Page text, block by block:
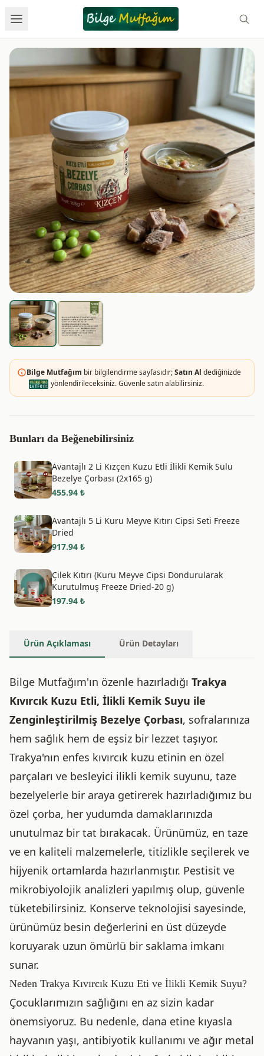
Bilge Mutfağım bir bilgilendirme sayfasıdır;Satın Al dediğinizde
yönlendirileceksiniz. Güvenle satın alabilirsiniz.
Bunları da Beğenebilirsiniz
Avantajlı 2 Li Kızçen Kuzu Etli İlikli Kemik Sulu
Bezelye Çorbası (2x165 g)
455.94 ₺
Avantajlı 5 Li Kuru Meyve Kıtırı Cipsi Seti Freeze
Dried
917.94 ₺
Çilek Kıtırı (Kuru Meyve Cipsi Dondurularak
Kurutulmuş Freeze Dried-20 g)
197.94 ₺
Ürün Açıklaması Ürün Detayları
Bilge Mutfağım'ın özenle hazırladığı Trakya
Kıvırcık Kuzu Etli, İlikli Kemik Suyu ile
Zenginleştirilmiş Bezelye Çorbası, sofralarınıza
hem sağlık hem de eşsiz bir lezzet taşıyor.
Trakya'nın enfes kıvırcık kuzu etinin en özel
parçaları ve besleyici ilikli kemik suyunu, taze
bezelyelerle bir araya getirerek hazırladığımız bu
özel çorba, her yudumda damaklarınızda
unutulmaz bir tat bırakacak. Ürünümüz, en taze
ve en kaliteli malzemelerle, titizlikle seçilerek ve
hijyenik ortamlarda hazırlanmıştır. Pestisit ve
mikrobiyolojik analizleri yapılmış olup, güvenle
tüketebilirsiniz. Konserve teknolojisi sayesinde,
ürünümüz besin değerlerini en üst düzeyde
koruyarak uzun ömürlü bir saklama imkanı
sunar.
Neden Trakya Kıvırcık Kuzu Eti ve İlikli Kemik Suyu?
Çocuklarımızın sağlığını en az sizin kadar
önemsiyoruz. Bu nedenle, dana etine kıyasla
hayvanın yaşı, antibiyotik kullanımı ve ağır metal